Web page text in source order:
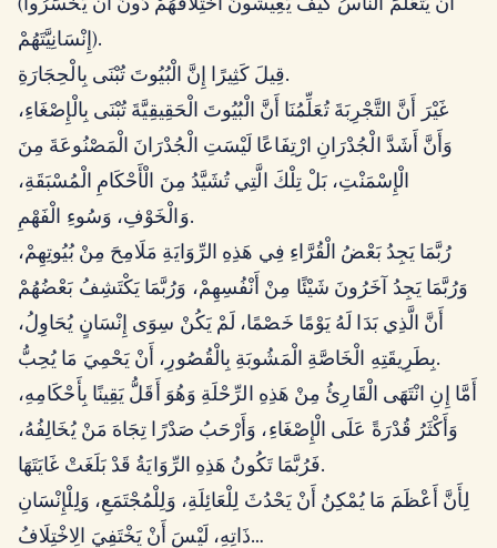
(أَنْ يَتَعَلَّمَ النَّاسُ كَيْفَ يَعِيشُونَ اخْتِلَافَهُمْ دُونَ أَنْ يَخْسَرُوا
إِنْسَانِيَّتَهُمْ).
قِيلَ كَثِيرًا إِنَّ الْبُيُوتَ تُبْنَى بِالْحِجَارَةِ.
غَيْرَ أَنَّ التَّجْرِبَةَ تُعَلِّمُنَا أَنَّ الْبُيُوتَ الْحَقِيقِيَّةَ تُبْنَى بِالْإِصْغَاءِ،
وَأَنَّ أَشَدَّ الْجُدْرَانِ ارْتِفَاعًا لَيْسَتِ الْجُدْرَانَ الْمَصْنُوعَةَ مِنَ
الْإِسْمَنْتِ، بَلْ تِلْكَ الَّتِي تُشَيَّدُ مِنَ الْأَحْكَامِ الْمُسْبَقَةِ،
وَالْخَوْفِ، وَسُوءِ الْفَهْمِ.
رُبَّمَا يَجِدُ بَعْضُ الْقُرَّاءِ فِي هَذِهِ الرِّوَايَةِ مَلَامِحَ مِنْ بُيُوتِهِمْ،
وَرُبَّمَا يَجِدُ آخَرُونَ شَيْئًا مِنْ أَنْفُسِهِمْ، وَرُبَّمَا يَكْتَشِفُ بَعْضُهُمْ
أَنَّ الَّذِي بَدَا لَهُ يَوْمًا خَصْمًا، لَمْ يَكُنْ سِوَى إِنْسَانٍ يُحَاوِلُ،
بِطَرِيقَتِهِ الْخَاصَّةِ الْمَشُوبَةِ بِالْقُصُورِ، أَنْ يَحْمِيَ مَا يُحِبُّ.
أَمَّا إِنِ انْتَهَى الْقَارِئُ مِنْ هَذِهِ الرِّحْلَةِ وَهُوَ أَقَلُّ يَقِينًا بِأَحْكَامِهِ،
وَأَكْثَرُ قُدْرَةً عَلَى الْإِصْغَاءِ، وَأَرْحَبُ صَدْرًا تِجَاهَ مَنْ يُخَالِفُهُ،
فَرُبَّمَا تَكُونُ هَذِهِ الرِّوَايَةُ قَدْ بَلَغَتْ غَايَتَهَا.
لِأَنَّ أَعْظَمَ مَا يُمْكِنُ أَنْ يَحْدُثَ لِلْعَائِلَةِ، وَلِلْمُجْتَمَعِ، وَلِلْإِنْسَانِ
ذَاتِهِ، لَيْسَ أَنْ يَخْتَفِيَ الِاخْتِلَافُ…